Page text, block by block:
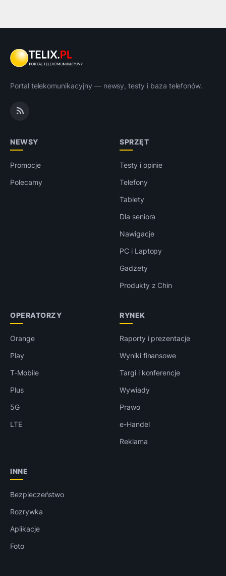
Portal telekomunikacyjny — newsy, testy i baza telefonów.
NEWSY
Promocje
Polecamy
SPRZĘT
Testy i opinie
Telefony
Tablety
Dla seniora
Nawigacje
PC i Laptopy
Gadżety
Produkty z Chin
OPERATORZY
Orange
Play
T-Mobile
Plus
5G
LTE
RYNEK
Raporty i prezentacje
Wyniki finansowe
Targi i konferencje
Wywiady
Prawo
e-Handel
Reklama
INNE
Bezpieczeństwo
Rozrywka
Aplikacje
Foto